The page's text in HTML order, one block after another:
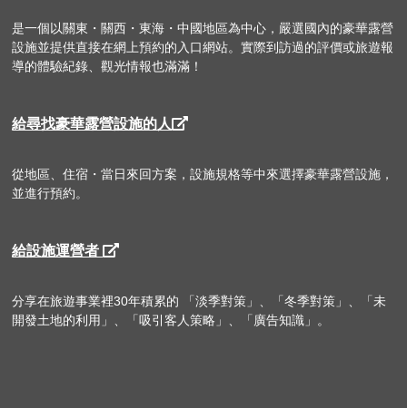
是一個以關東・關西・東海・中國地區為中心，嚴選國內的豪華露營
設施並提供直接在網上預約的入口網站。實際到訪過的評價或旅遊報
導的體驗紀錄、觀光情報也滿滿！
給尋找豪華露營設施的人
從地區、住宿・當日來回方案，設施規格等中來選擇豪華露營設施，
並進行預約。
給設施運營者
分享在旅遊事業裡30年積累的 「淡季對策」、「冬季對策」、「未
開發土地的利用」、「吸引客人策略」、「廣告知識」。